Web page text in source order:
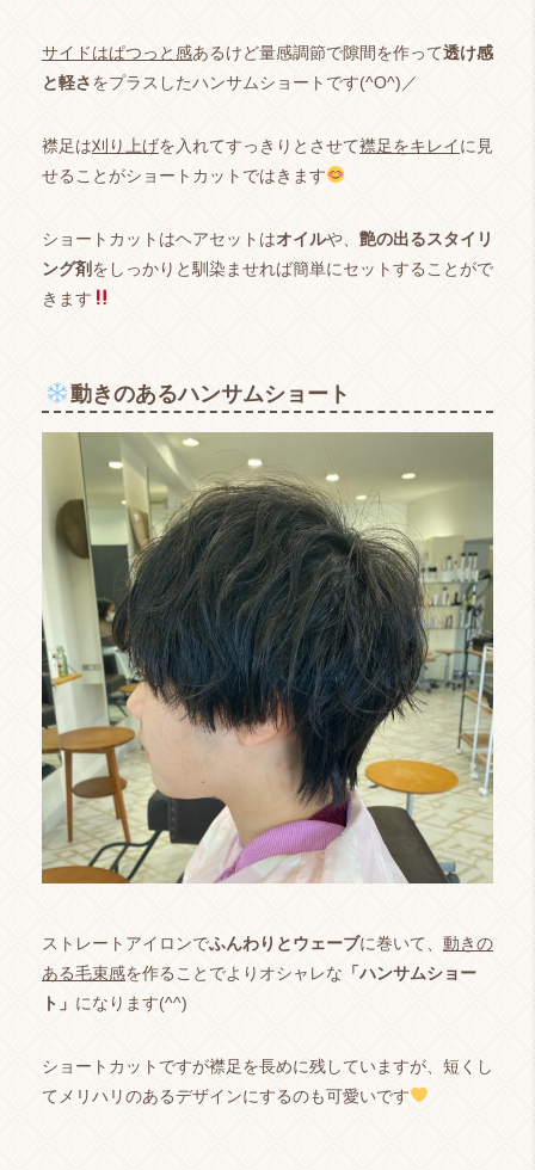
サイドはぱつっと感あるけど量感調節で隙間を作って透け感
と軽さをプラスしたハンサムショートです(^O^)／
襟足は刈り上げを入れてすっきりとさせて襟足をキレイに見
せることがショートカットではきます
ショートカットはヘアセットはオイルや、 艶の出るスタイリ
ング剤をしっかりと馴染ませれば簡単にセットすることがで
きます
動きのあるハンサムショート
ストレートアイロンでふんわりとウェーブに巻いて、 動きの
ある毛束感を作ることでよりオシャレな 「ハンサムショー
ト」 になります(^^)
ショートカットですが襟足を長めに残していますが、短くし
てメリハリのあるデザインにするのも可愛いです